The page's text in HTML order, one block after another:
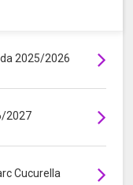
2025/2026
2027
Cucurella